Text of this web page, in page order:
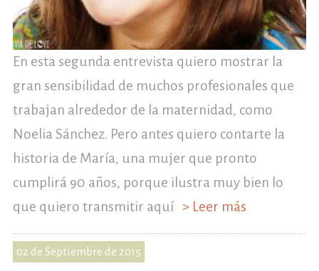
En esta segunda entrevista quiero mostrar la
gran sensibilidad de muchos profesionales que
trabajan alrededor de la maternidad, como
Noelia Sánchez. Pero antes quiero contarte la
historia de María, una mujer que pronto
cumplirá 90 años, porque ilustra muy bien lo
que quiero transmitir aquí > Leer más
02 de Septiembre de 2015